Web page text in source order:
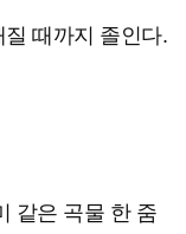
때까지 졸인다.
같은 곡물 한 줌